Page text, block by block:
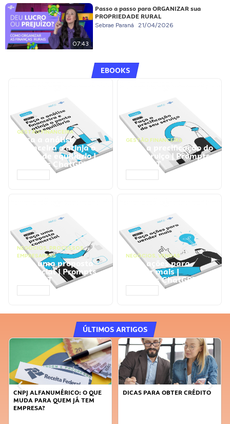
07:43
Passo a passo para ORGANIZAR sua
PROPRIEDADE RURAL
Sebrae Paraná 21/04/2026
EBOOKS
GESTÃO FINANCEIRA
Faça a análise
financeira e atinja o
ponto de equilíbrio |
Prompts ChatGPT
GESTÃO FINANCEIRA
Faça a precificação do
seu serviço | Prompts
ChatGPT
NEGÓCIOS, PROCESSOS
EMPRESARIAIS
Faça uma proposta
comercial | Prompts
ChatGPT
NEGÓCIOS, VENDAS
Faça ações para
vender mais |
Prompts ChatGPT
ÚLTIMOS ARTIGOS
CNPJ ALFANUMÉRICO: O QUE
MUDA PARA QUEM JÁ TEM
EMPRESA?
DICAS PARA OBTER CRÉDITO